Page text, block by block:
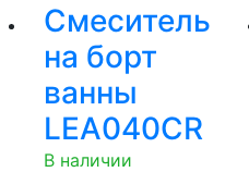
Смеситель
на борт
ванны
LEA040CR
В наличии